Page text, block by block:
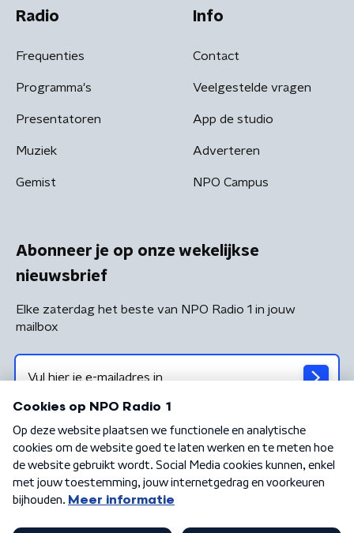
Radio
Frequenties
Programma's
Presentatoren
Muziek
Gemist
Info
Contact
Veelgestelde vragen
App de studio
Adverteren
NPO Campus
Abonneer je op onze wekelijkse
nieuwsbrief
Elke zaterdag het beste van NPO Radio 1 in jouw
mailbox
Algemene voorwaarden